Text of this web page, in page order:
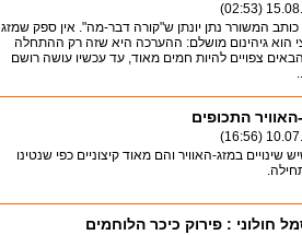
15.08.23
כותב המשורר נתן יונתן ש"קורה דבר-מה". אין ספק שמזג
הוא גיהינום מושלם: ההערכה היא שזה רק ההתחלה
צפויים להיות חמים מאוד, עד עכשיו עושה רושם
האוויר התכופים
10.07.23
שינויים במזג-האוויר והם מאוד קיצוניים כפי שנטינו
חולוני : פירוק כיכר הלוחמים